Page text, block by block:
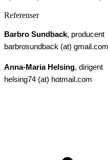
Referenser
Barbro Sundback, producent
barbrosundback (at) gmail.com
Anna-Maria Helsing, dirigent
helsing74 (at) hotmail.com